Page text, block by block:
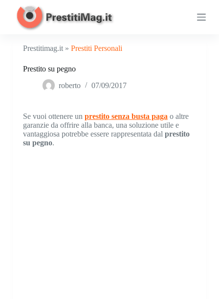
Prestitimag.it » Prestiti Personali
Prestito su pegno
roberto 07/09/2017
Se vuoi ottenere un prestito senza busta paga o altre
garanzie da offrire alla banca, una soluzione utile e
vantaggiosa potrebbe essere rappresentata dal prestito
su pegno.